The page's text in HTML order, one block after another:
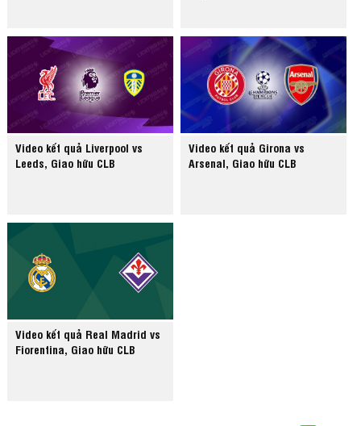
Video kết quả Liverpool vs
Leeds, Giao hữu CLB
Video kết quả Girona vs
Arsenal, Giao hữu CLB
Video kết quả Real Madrid vs
Fiorentina, Giao hữu CLB